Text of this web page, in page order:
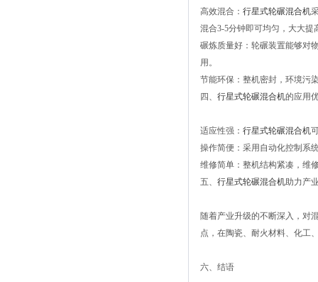
高效混合： 行星式轮碾混合机
混合3-5分钟即可均匀，大大提
碾炼质量好：轮碾装置能够对
用。
节能环保：整机密封，环境污
四、 行星式轮碾混合机的应用
适应性强： 行星式轮碾混合机
操作简便：采用自动化控制系
维修简单：整机结构紧凑，维
五、 行星式轮碾混合机助力产
随着产业升级的不断深入，对
点，在陶瓷、耐火材料、化工
六、结语